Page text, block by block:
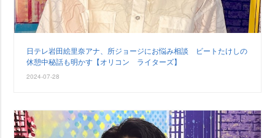
日テレ岩田絵里奈アナ、所ジョージにお悩み相談 ビートたけしの
休憩中秘話も明かす【オリコン ライターズ】
2024-07-28